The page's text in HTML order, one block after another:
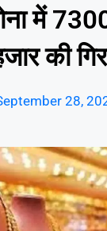
में
की
28,